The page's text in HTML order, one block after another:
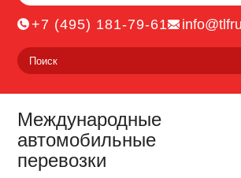
+7 (495) 181-79-61
Международные
автомобильные
перевозки